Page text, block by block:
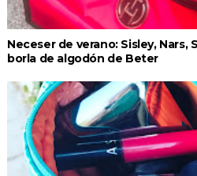
Neceser de verano: Sisley, Nars,
borla de algodón de Beter